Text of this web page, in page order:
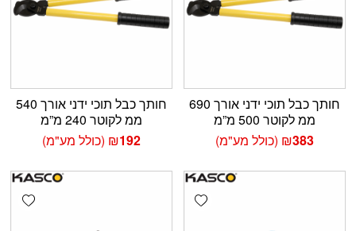
חותך כבל תוכי ידני אורך 690
ממ לקוטר 500 מ”מ
₪383 (כולל מע"מ)
חותך כבל תוכי ידני אורך 540
ממ לקוטר 240 מ”מ
₪192 (כולל מע"מ)
Add wishlist